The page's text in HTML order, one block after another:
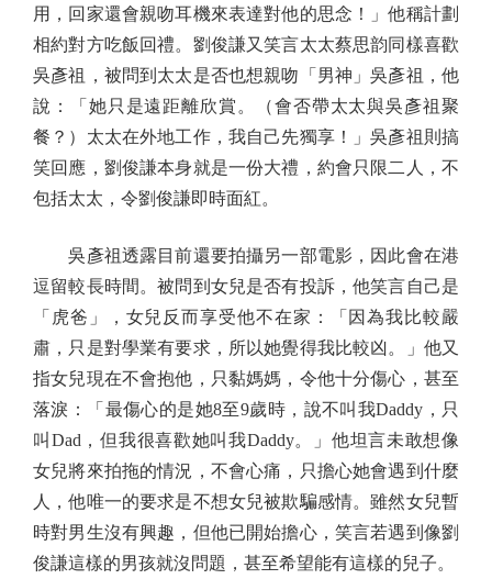
用，回家還會親吻耳機來表達對他的思念！」他稱計劃
相約對方吃飯回禮。劉俊謙又笑言太太蔡思韵同樣喜歡
吳彥祖，被問到太太是否也想親吻「男神」吳彥祖，他
說：「她只是遠距離欣賞。（會否帶太太與吳彥祖聚
餐？）太太在外地工作，我自己先獨享！」吳彥祖則搞
笑回應，劉俊謙本身就是一份大禮，約會只限二人，不
包括太太，令劉俊謙即時面紅。
吳彥祖透露目前還要拍攝另一部電影，因此會在港
逗留較長時間。被問到女兒是否有投訴，他笑言自己是
「虎爸」，女兒反而享受他不在家：「因為我比較嚴
肅，只是對學業有要求，所以她覺得我比較凶。」他又
指女兒現在不會抱他，只黏媽媽，令他十分傷心，甚至
落淚：「最傷心的是她8至9歲時，說不叫我Daddy，只
叫Dad，但我很喜歡她叫我Daddy。」他坦言未敢想像
女兒將來拍拖的情況，不會心痛，只擔心她會遇到什麼
人，他唯一的要求是不想女兒被欺騙感情。雖然女兒暫
時對男生沒有興趣，但他已開始擔心，笑言若遇到像劉
俊謙這樣的男孩就沒問題，甚至希望能有這樣的兒子。